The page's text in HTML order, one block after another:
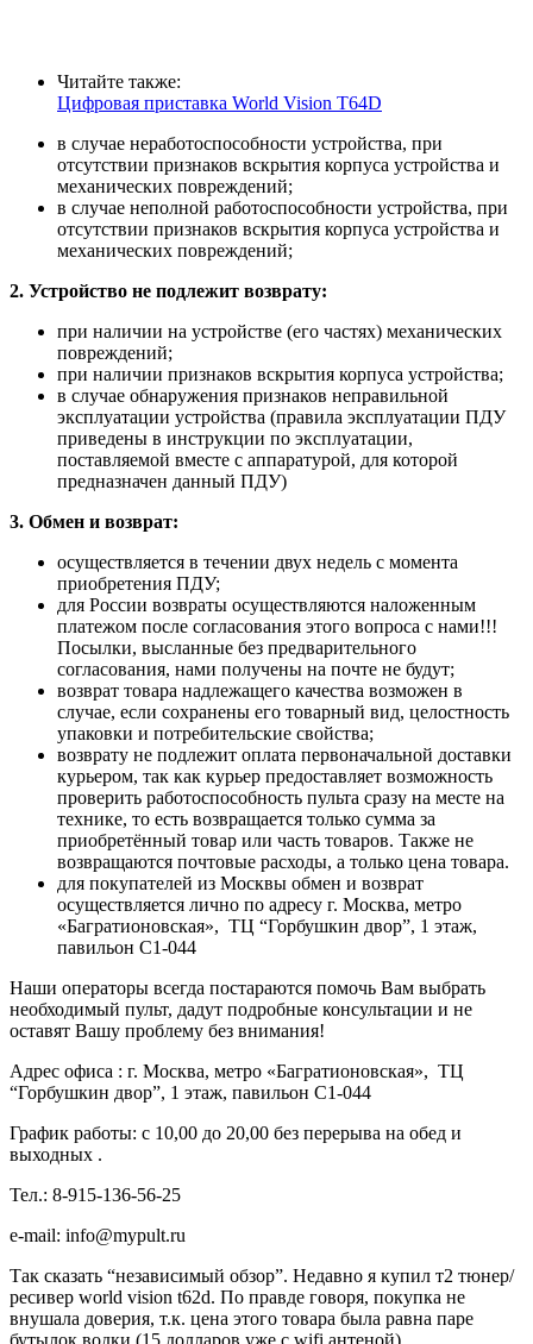
Читайте также:
Цифровая приставка World Vision T64D
в случае неработоспособности устройства, при
отсутствии признаков вскрытия корпуса устройства и
механических повреждений;
в случае неполной работоспособности устройства, при
отсутствии признаков вскрытия корпуса устройства и
механических повреждений;
2. Устройство не подлежит возврату:
при наличии на устройстве (его частях) механических
повреждений;
при наличии признаков вскрытия корпуса устройства;
в случае обнаружения признаков неправильной
эксплуатации устройства (правила эксплуатации ПДУ
приведены в инструкции по эксплуатации,
поставляемой вместе с аппаратурой, для которой
предназначен данный ПДУ)
3. Обмен и возврат:
осуществляется в течении двух недель с момента
приобретения ПДУ;
для России возвраты осуществляются наложенным
платежом после согласования этого вопроса с нами!!!
Посылки, высланные без предварительного
согласования, нами получены на почте не будут;
возврат товара надлежащего качества возможен в
случае, если сохранены его товарный вид, целостность
упаковки и потребительские свойства;
возврату не подлежит оплата первоначальной доставки
курьером, так как курьер предоставляет возможность
проверить работоспособность пульта сразу на месте на
технике, то есть возвращается только сумма за
приобретённый товар или часть товаров. Также не
возвращаются почтовые расходы, а только цена товара.
для покупателей из Москвы обмен и возврат
осуществляется лично по адресу г. Москва, метро
«Багратионовская», ТЦ “Горбушкин двор”, 1 этаж,
павильон С1-044
Наши операторы всегда постараются помочь Вам выбрать
необходимый пульт, дадут подробные консультации и не
оставят Вашу проблему без внимания!
Адрес офиса : г. Москва, метро «Багратионовская», ТЦ
“Горбушкин двор”, 1 этаж, павильон С1-044
График работы: с 10,00 до 20,00 без перерыва на обед и
выходных .
Тел.: 8-915-136-56-25
e-mail: info@mypult.ru
Так сказать “независимый обзор”. Недавно я купил т2 тюнер/
ресивер world vision t62d. По правде говоря, покупка не
внушала доверия, т.к. цена этого товара была равна паре
бутылок водки (15 долларов уже с wifi антеной).